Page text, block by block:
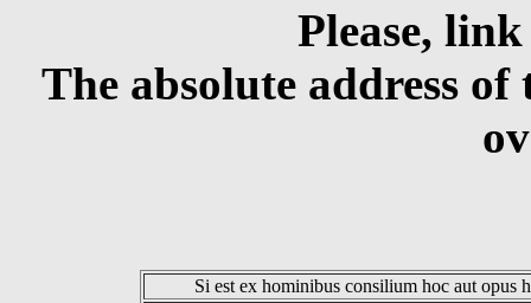
Please,
The absolute address
Si est ex hominibus consilium hoc aut opus